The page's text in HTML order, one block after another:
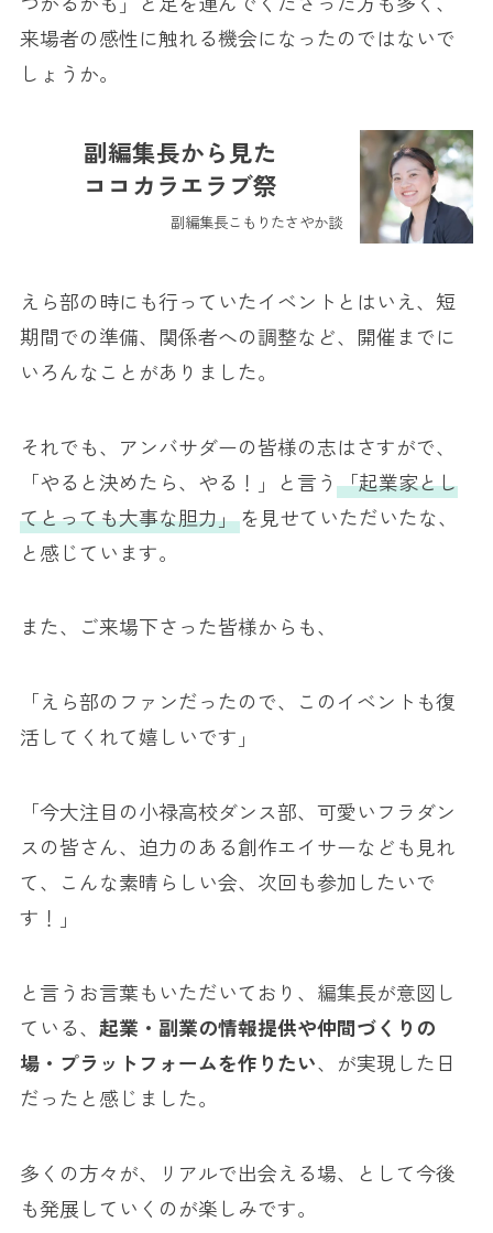
来場者の感性に触れる機会になったのではないで
しょうか。
副編集長から見た
ココカラエラブ祭
副編集長こもりたさやか談
えら部の時にも行っていたイベントとはいえ、短
期間での準備、関係者への調整など、開催までに
いろんなことがありました。
それでも、アンバサダーの皆様の志はさすがで、
「やると決めたら、やる！」と言う 「起業家とし
てとっても大事な胆力」を見せていただいたな、
と感じています。
また、ご来場下さった皆様からも、
「えら部のファンだったので、このイベントも復
活してくれて嬉しいです」
「今大注目の小禄高校ダンス部、可愛いフラダン
スの皆さん、迫力のある創作エイサーなども見れ
て、こんな素晴らしい会、次回も参加したいで
す！」
と言うお言葉もいただいており、編集長が意図し
ている、 起業・副業の情報提供や仲間づくりの
場・プラットフォームを作りたい、が実現した日
だったと感じました。
多くの方々が、リアルで出会える場、として今後
も発展していくのが楽しみです。